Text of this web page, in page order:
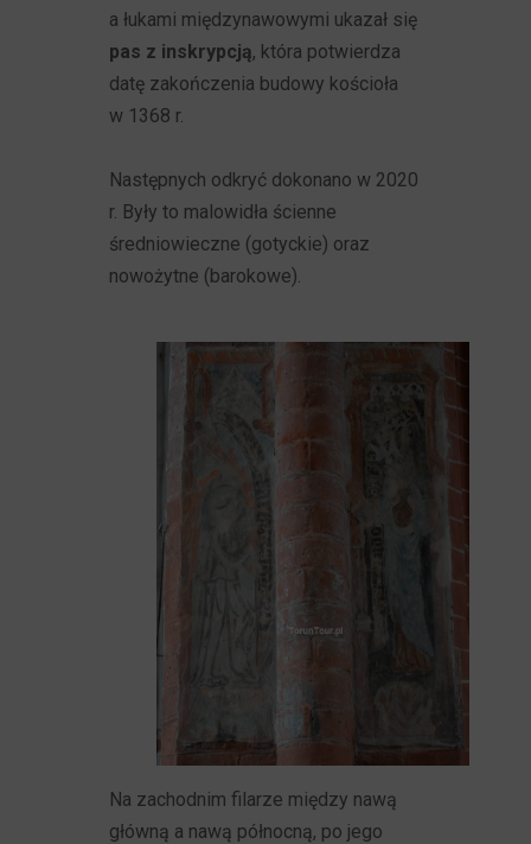
a łukami międzynawowymi ukazał się
pas z inskrypcją, która potwierdza
datę zakończenia budowy kościoła
w 1368 r.
Następnych odkryć dokonano w 2020
r. Były to malowidła ścienne
średniowieczne (gotyckie) oraz
nowożytne (barokowe).
Na zachodnim filarze między nawą
główną a nawą północną, po jego